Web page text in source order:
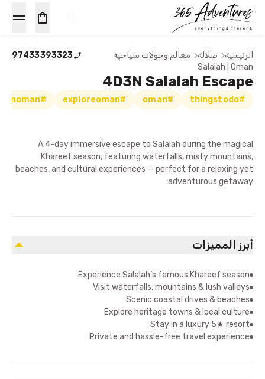
الرئيسية صلالة معالم وجولات سياحية
97433393323
Salalah | Oman
4D3N Salalah Escape
#thingstodo
#oman
#exploreoman
#thingstodoinoman
A 4-day immersive escape to Salalah during the magical
Khareef season, featuring waterfalls, misty mountains,
beaches, and cultural experiences — perfect for a relaxing yet
adventurous getaway.
أبرز المميزات
Experience Salalah’s famous Khareef season
Visit waterfalls, mountains & lush valleys
Scenic coastal drives & beaches
Explore heritage towns & local culture
Stay in a luxury 5★ resort
Private and hassle-free travel experience